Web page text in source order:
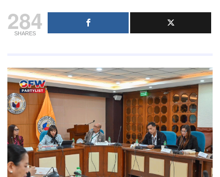
284
SHARES